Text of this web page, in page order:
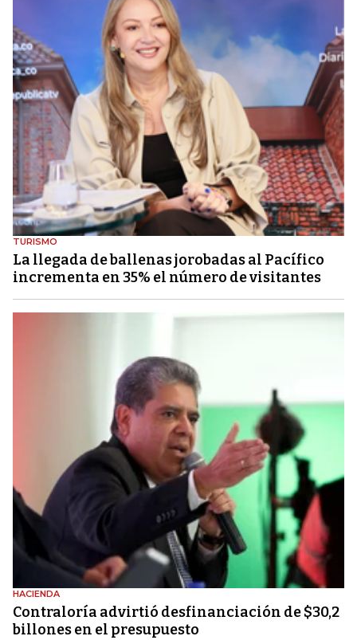
TURISMO
La llegada de ballenas jorobadas al Pacífico
incrementa en 35% el número de visitantes
HACIENDA
Contraloría advirtió desfinanciación de $30,2
billones en el presupuesto